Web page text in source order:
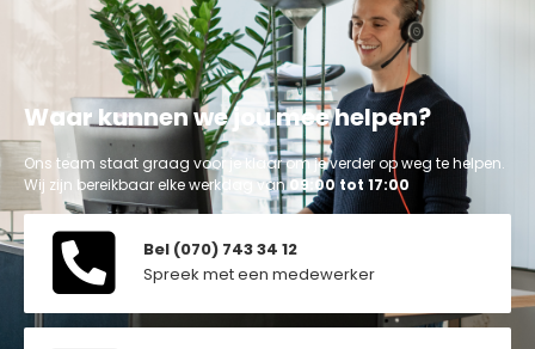
Waar kunnen we jou mee helpen?
Ons team staat graag voor je klaar om je verder op weg te helpen.
Wij zijn bereikbaar elke werkdag van09:00 tot 17:00
Bel (070) 743 34 12
Spreek met een medewerker